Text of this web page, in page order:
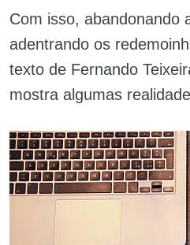
Com isso, abandonando
adentrando os
texto de Fernando
mostra algumas